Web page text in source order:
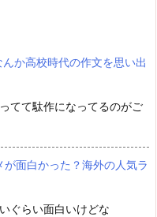
か高校時代の作文を思い出
てて駄作になってるのがご
が面白かった？海外の人気ラ
ぐらい面白いけどな